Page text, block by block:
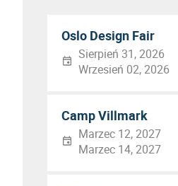
Oslo Design Fair
Sierpień 31, 2026
Wrzesień 02, 2026
Camp Villmark
Marzec 12, 2027
Marzec 14, 2027